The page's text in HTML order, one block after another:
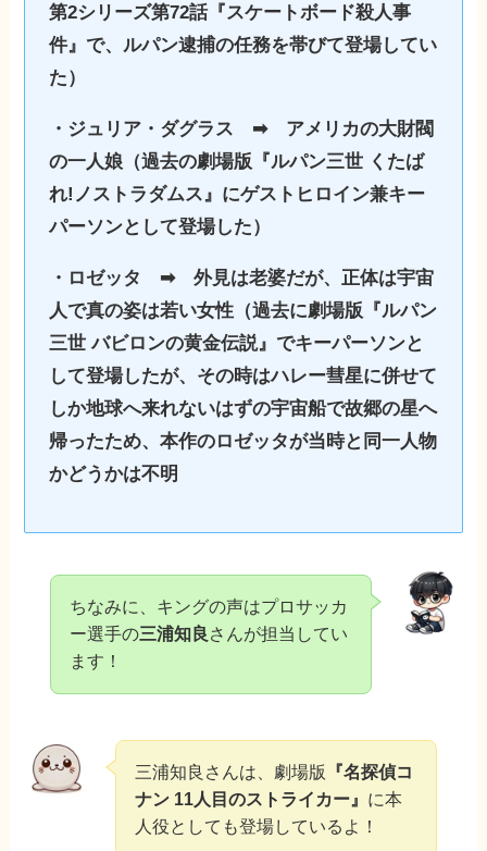
第2シリーズ第72話『スケートボード殺人事
件』で、ルパン逮捕の任務を帯びて登場してい
た）
・ジュリア・ダグラス ➡︎ アメリカの大財閥
の一人娘（過去の劇場版『ルパン三世 くたば
れ!ノストラダムス』にゲストヒロイン兼キー
パーソンとして登場した）
・ロゼッタ ➡︎ 外見は老婆だが、正体は宇宙
人で真の姿は若い女性（過去に劇場版『ルパン
三世 バビロンの黄金伝説』でキーパーソンと
して登場したが、その時はハレー彗星に併せて
しか地球へ来れないはずの宇宙船で故郷の星へ
帰ったため、本作のロゼッタが当時と同一人物
かどうかは不明
ちなみに、キングの声はプロサッカ
ー選手の三浦知良 さんが担当してい
ます！
三浦知良さんは、劇場版 『名探偵コ
ナン 11人目のストライカー』 に本
人役としても登場しているよ！